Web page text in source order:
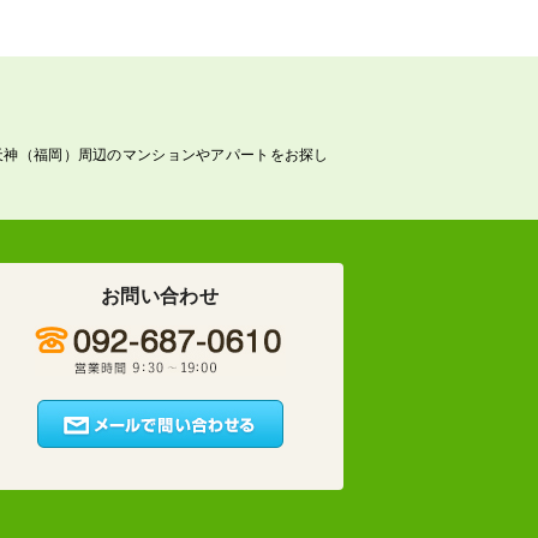
（福岡）周辺のマンションやアパートをお探し
お問い合わせ